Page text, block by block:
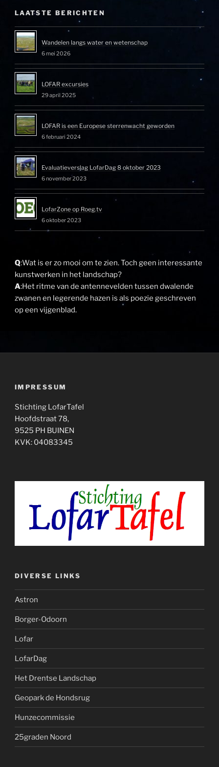
LAATSTE BERICHTEN
Wandelen langs water en wetenschap
6 mei 2026
LOFAR excursies
29 april 2025
LOFAR is een Europese sterrenwacht geworden
6 februari 2024
Evaluatieverslag LofarDag 8 oktober 2023
6 november 2023
LofarZone op Roeg.tv
6 oktober 2023
Q:Wat is er zo mooi om te zien. Toch geen interessante
kunstwerken in het landschap?
A:Het ritme van de antennevelden tussen dwalende
zwanen en legerende hazen is als poezie geschreven
op een vijgenblad.
IMPRESSUM
Stichting LofarTafel
Hoofdstraat 78,
9525 PH BUINEN
KVK: 04083345
DIVERSE LINKS
Astron
Borger-Odoorn
Lofar
LofarDag
Het Drentse Landschap
Geopark de Hondsrug
Hunzecommissie
25graden Noord